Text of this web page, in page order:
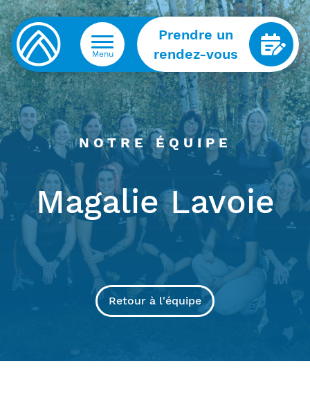
Menu
Prendre un
rendez-vous
NOTRE ÉQUIPE
Magalie Lavoie
Retour à l'équipe